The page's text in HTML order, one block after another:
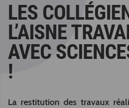
LES
L’AISNE
AVEC
!
La restitution des travaux